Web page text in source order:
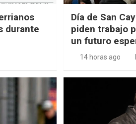
durante
Día de San
piden trabajo
un futuro
14 horas ago